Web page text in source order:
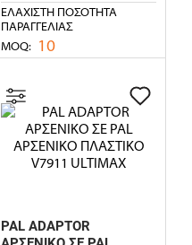
ΕΛΆΧΙΣΤΗ ΠΟΣΌΤΗΤΑ
ΠΑΡΑΓΓΕΛΊΑΣ
MOQ: 10
PAL ADAPTOR